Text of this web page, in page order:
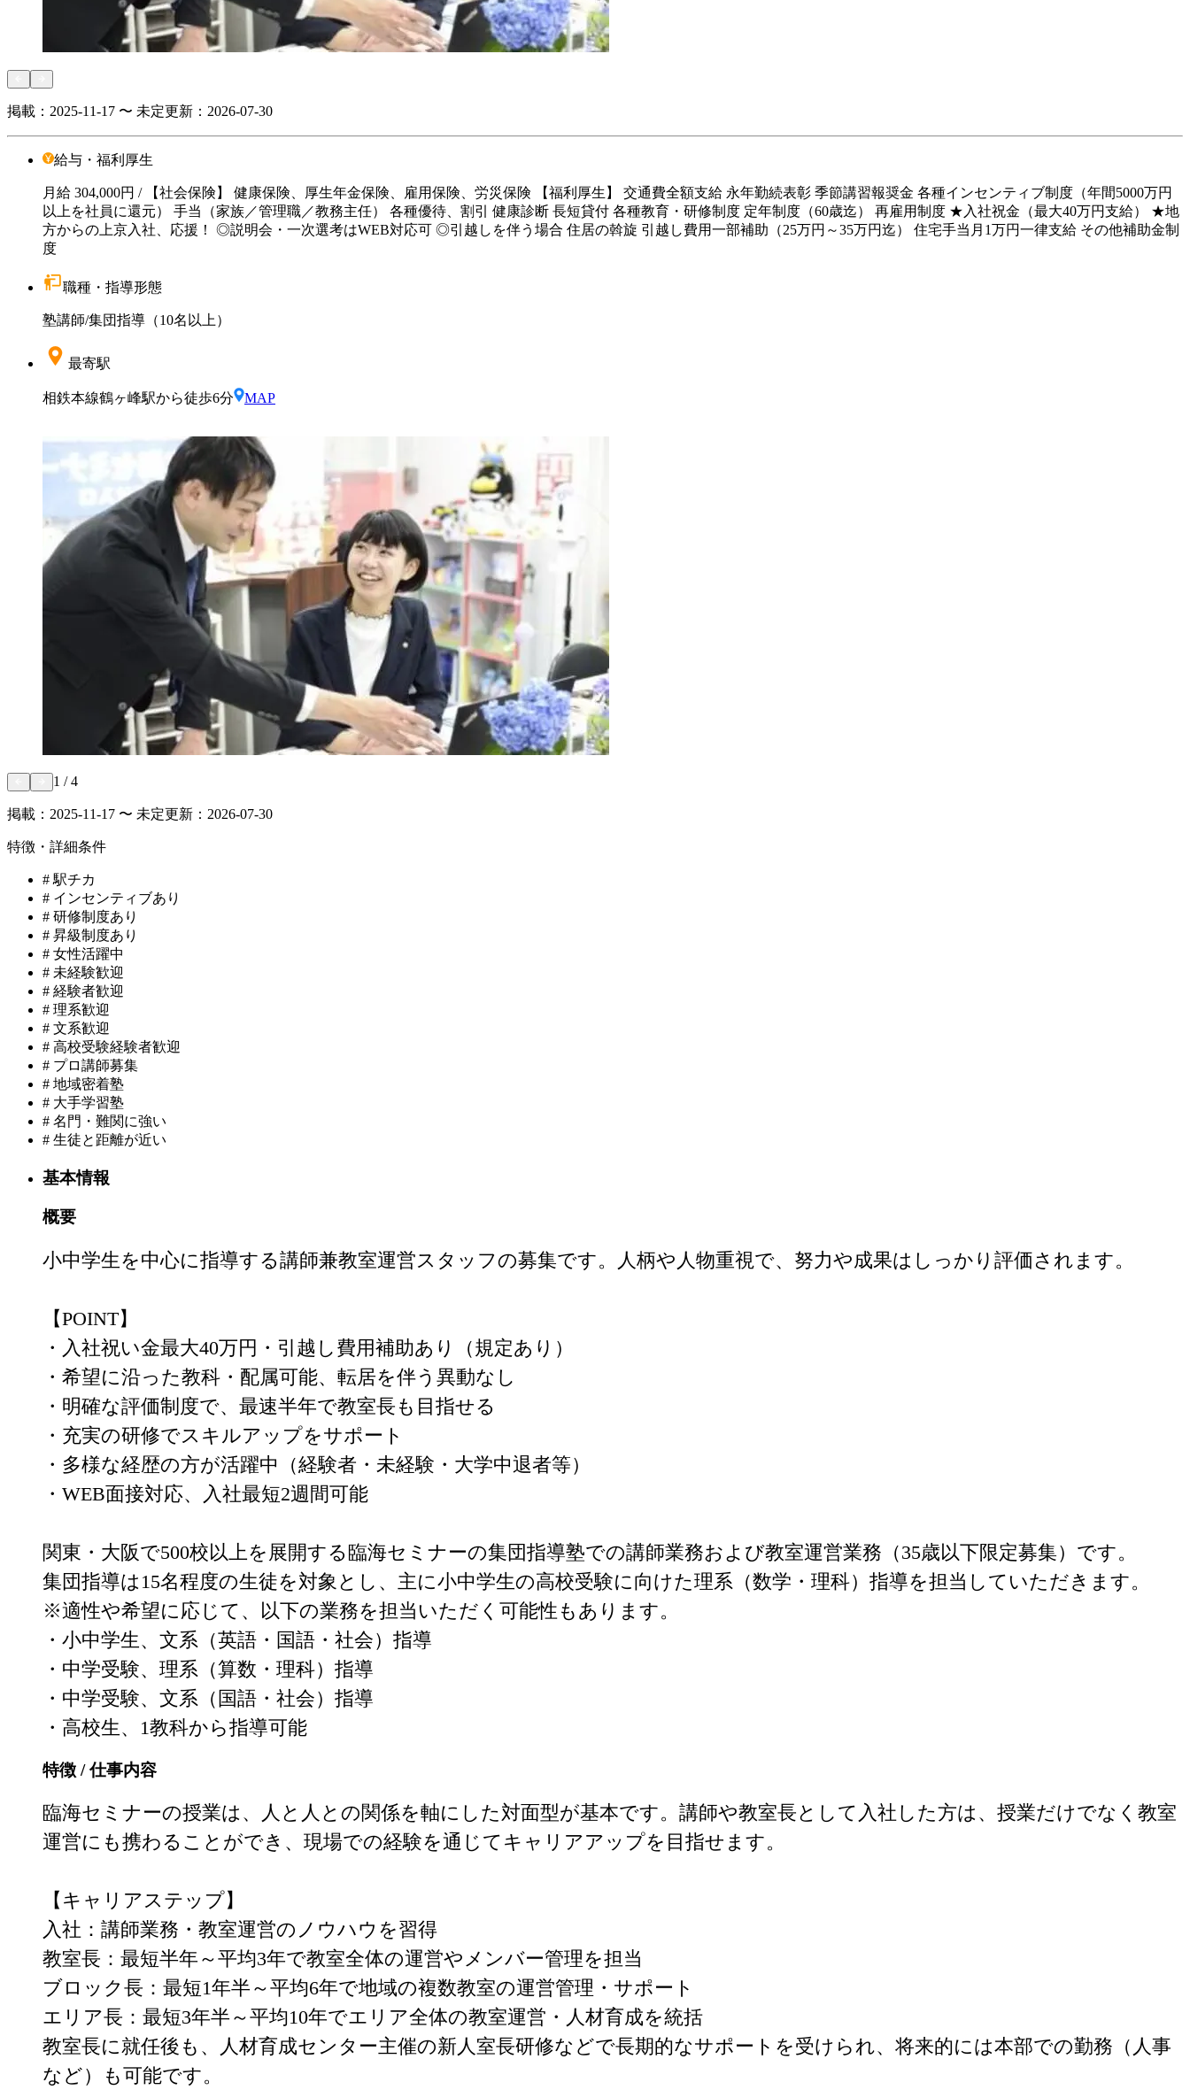
掲載： 2025-11-17 〜 未定更新： 2026-07-30
給与・福利厚生
月給 304,000円 / 【社会保険】 健康保険、厚生年金保険、雇用保険、労災保険 【福利厚生】 交通費全額支給 永年勤続表彰 季節講習報奨金 各種インセンティブ制度（年間5000万円
以上を社員に還元） 手当（家族／管理職／教務主任） 各種優待、割引 健康診断 長短貸付 各種教育・研修制度 定年制度（60歳迄） 再雇用制度 ★入社祝金（最大40万円支給） ★地
方からの上京入社、応援！ ◎説明会・一次選考はWEB対応可 ◎引越しを伴う場合 住居の斡旋 引越し費用一部補助（25万円～35万円迄） 住宅手当月1万円一律支給 その他補助金制
度
職種・指導形態
塾講師/集団指導（10名以上）
最寄駅
相鉄本線鶴ヶ峰駅から徒歩6分 MAP
1 /4
掲載： 2025-11-17 〜 未定更新： 2026-07-30
特徴・詳細条件
# 駅チカ
# インセンティブあり
# 研修制度あり
# 昇級制度あり
# 女性活躍中
# 未経験歓迎
# 経験者歓迎
# 理系歓迎
# 文系歓迎
# 高校受験経験者歓迎
# プロ講師募集
# 地域密着塾
# 大手学習塾
# 名門・難関に強い
# 生徒と距離が近い
基本情報
概要
小中学生を中心に指導する講師兼教室運営スタッフの募集です。人柄や人物重視で、努力や成果はしっかり評価されます。
【POINT】
・入社祝い金最大40万円・引越し費用補助あり（規定あり）
・希望に沿った教科・配属可能、転居を伴う異動なし
・明確な評価制度で、最速半年で教室長も目指せる
・充実の研修でスキルアップをサポート
・多様な経歴の方が活躍中（経験者・未経験・大学中退者等）
・WEB面接対応、入社最短2週間可能
関東・大阪で500校以上を展開する臨海セミナーの集団指導塾での講師業務および教室運営業務（35歳以下限定募集）です。
集団指導は15名程度の生徒を対象とし、主に小中学生の高校受験に向けた理系（数学・理科）指導を担当していただきます。
※適性や希望に応じて、以下の業務を担当いただく可能性もあります。
・小中学生、文系（英語・国語・社会）指導
・中学受験、理系（算数・理科）指導
・中学受験、文系（国語・社会）指導
・高校生、1教科から指導可能
特徴 / 仕事内容
臨海セミナーの授業は、人と人との関係を軸にした対面型が基本です。講師や教室長として入社した方は、授業だけでなく教室
運営にも携わることができ、現場での経験を通じてキャリアアップを目指せます。
【キャリアステップ】
入社：講師業務・教室運営のノウハウを習得
教室長：最短半年～平均3年で教室全体の運営やメンバー管理を担当
ブロック長：最短1年半～平均6年で地域の複数教室の運営管理・サポート
エリア長：最短3年半～平均10年でエリア全体の教室運営・人材育成を統括
教室長に就任後も、人材育成センター主催の新人室長研修などで長期的なサポートを受けられ、将来的には本部での勤務（人事
など）も可能です。